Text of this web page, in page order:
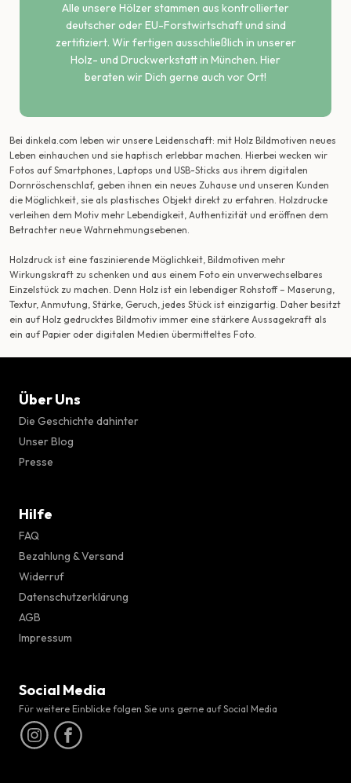
Alle unsere Hölzer stammen aus kontrollierter
deutscher oder EU-Forstwirtschaft und sind
zertifiziert. Wir fertigen ausschließlich in unserer
Holz- und Druckwerkstatt in München. Hier
beraten wir Dich gerne auch vor Ort!
Bei dinkela.com leben wir unsere Leidenschaft: mit Holz Bildmotiven neues
Leben einhauchen und sie haptisch erlebbar machen. Hierbei wecken wir
Fotos auf Smartphones, Laptops und USB-Sticks aus ihrem digitalen
Dornröschenschlaf, geben ihnen ein neues Zuhause und unseren Kunden
die Möglichkeit, sie als plastisches Objekt direkt zu erfahren. Holzdrucke
verleihen dem Motiv mehr Lebendigkeit, Authentizität und eröffnen dem
Betrachter neue Wahrnehmungsebenen.
Holzdruck ist eine faszinierende Möglichkeit, Bildmotiven mehr
Wirkungskraft zu schenken und aus einem Foto ein unverwechselbares
Einzelstück zu machen. Denn Holz ist ein lebendiger Rohstoff – Maserung,
Textur, Anmutung, Stärke, Geruch, jedes Stück ist einzigartig. Daher besitzt
ein auf Holz gedrucktes Bildmotiv immer eine stärkere Aussagekraft als
ein auf Papier oder digitalen Medien übermitteltes Foto.
Über Uns
Die Geschichte dahinter
Unser Blog
Presse
Hilfe
FAQ
Bezahlung & Versand
Widerruf
Datenschutzerklärung
AGB
Impressum
Social Media
Für weitere Einblicke folgen Sie uns gerne auf Social Media